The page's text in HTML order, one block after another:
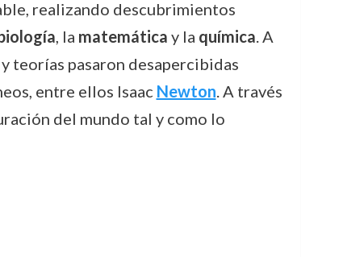
realizando descubrimientos
, la matemática y la química. A
teorías pasaron desapercibidas
entre ellos Isaac Newton. A través
del mundo tal y como lo